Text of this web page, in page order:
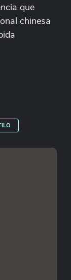
que
chinesa